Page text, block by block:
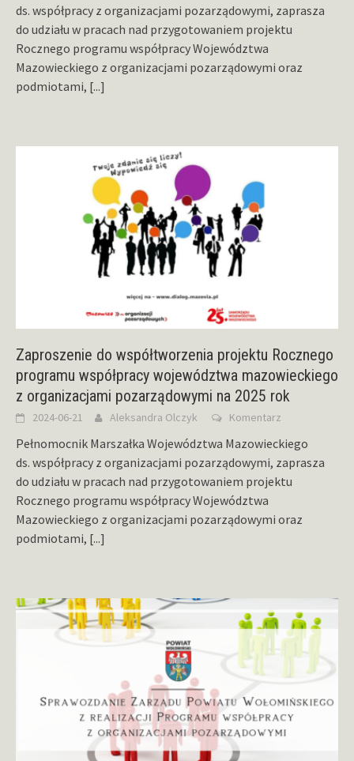
ds. współpracy z organizacjami pozarządowymi, zaprasza
do udziału w pracach nad przygotowaniem projektu
Rocznego programu współpracy Województwa
Mazowieckiego z organizacjami pozarządowymi oraz
podmiotami, [...]
Zaproszenie do współtworzenia projektu Rocznego
programu współpracy województwa mazowieckiego
z organizacjami pozarządowymi na 2025 rok
2024-06-21 Aleksandra Olczyk Komentarz
Pełnomocnik Marszałka Województwa Mazowieckiego
ds. współpracy z organizacjami pozarządowymi, zaprasza
do udziału w pracach nad przygotowaniem projektu
Rocznego programu współpracy Województwa
Mazowieckiego z organizacjami pozarządowymi oraz
podmiotami, [...]